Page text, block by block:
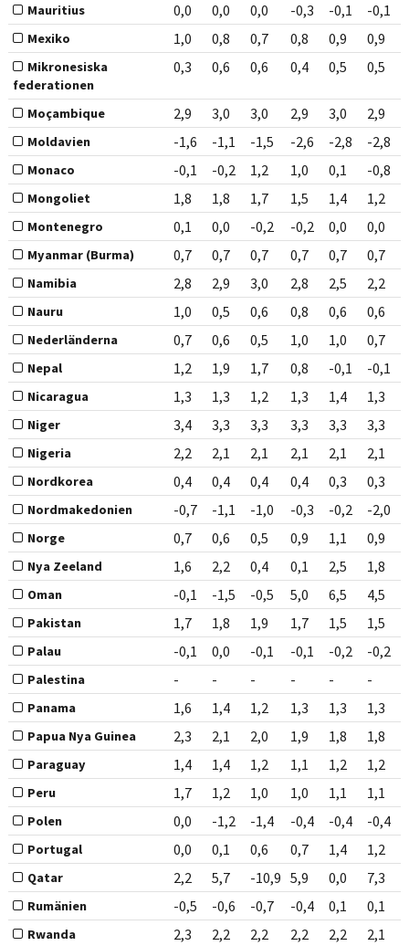
Mauritius 0,0 0,0 0,0 -0,3 -0,1 -0,1
Mexiko 1,0 0,8 0,7 0,8 0,9 0,9
Mikronesiska
federationen
0,3 0,6 0,6 0,4 0,5 0,5
Moçambique 2,9 3,0 3,0 2,9 3,0 2,9
Moldavien -1,6 -1,1 -1,5 -2,6 -2,8 -2,8
Monaco -0,1 -0,2 1,2 1,0 0,1 -0,8
Mongoliet 1,8 1,8 1,7 1,5 1,4 1,2
Montenegro 0,1 0,0 -0,2 -0,2 0,0 0,0
Myanmar (Burma) 0,7 0,7 0,7 0,7 0,7 0,7
Namibia 2,8 2,9 3,0 2,8 2,5 2,2
Nauru 1,0 0,5 0,6 0,8 0,6 0,6
Nederländerna 0,7 0,6 0,5 1,0 1,0 0,7
Nepal 1,2 1,9 1,7 0,8 -0,1 -0,1
Nicaragua 1,3 1,3 1,2 1,3 1,4 1,3
Niger 3,4 3,3 3,3 3,3 3,3 3,3
Nigeria 2,2 2,1 2,1 2,1 2,1 2,1
Nordkorea 0,4 0,4 0,4 0,4 0,3 0,3
Nordmakedonien -0,7 -1,1 -1,0 -0,3 -0,2 -2,0
Norge 0,7 0,6 0,5 0,9 1,1 0,9
Nya Zeeland 1,6 2,2 0,4 0,1 2,5 1,8
Oman -0,1 -1,5 -0,5 5,0 6,5 4,5
Pakistan 1,7 1,8 1,9 1,7 1,5 1,5
Palau -0,1 0,0 -0,1 -0,1 -0,2 -0,2
Palestina - - - - - -
Panama 1,6 1,4 1,2 1,3 1,3 1,3
Papua Nya Guinea 2,3 2,1 2,0 1,9 1,8 1,8
Paraguay 1,4 1,4 1,2 1,1 1,2 1,2
Peru 1,7 1,2 1,0 1,0 1,1 1,1
Polen 0,0 -1,2 -1,4 -0,4 -0,4 -0,4
Portugal 0,0 0,1 0,6 0,7 1,4 1,2
Qatar 2,2 5,7 -10,9 5,9 0,0 7,3
Rumänien -0,5 -0,6 -0,7 -0,4 0,1 0,1
Rwanda 2,3 2,2 2,2 2,2 2,2 2,1